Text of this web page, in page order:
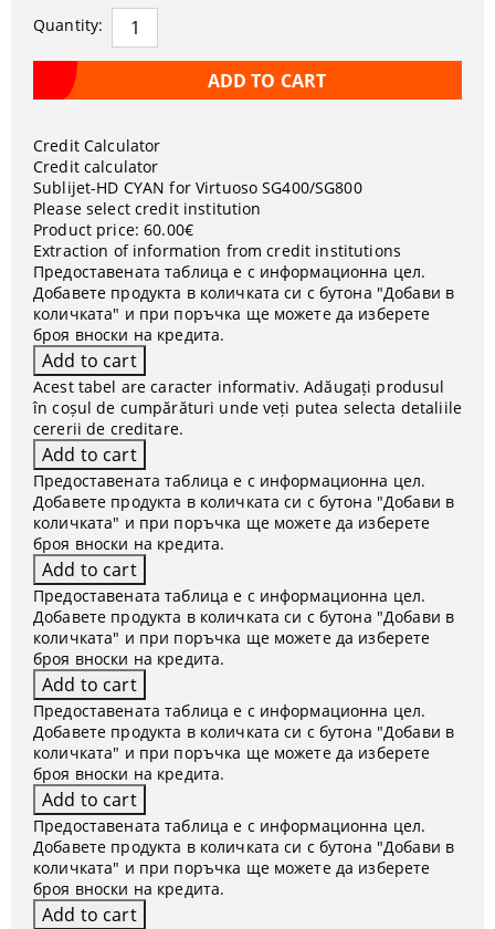
Quantity:
Credit Calculator
Credit calculator
Sublijet-HD CYAN for Virtuoso SG400/SG800
Please select credit institution
Product price: 60.00€
Extraction of information from credit institutions
Предоставената таблица е с информационна цел.
Добавете продукта в количката си с бутона "Добави в
количката" и при поръчка ще можете да изберете
броя вноски на кредита.
Acest tabel are caracter informativ. Adăugați produsul
în coșul de cumpărături unde veți putea selecta detaliile
cererii de creditare.
Предоставената таблица е с информационна цел.
Добавете продукта в количката си с бутона "Добави в
количката" и при поръчка ще можете да изберете
броя вноски на кредита.
Предоставената таблица е с информационна цел.
Добавете продукта в количката си с бутона "Добави в
количката" и при поръчка ще можете да изберете
броя вноски на кредита.
Предоставената таблица е с информационна цел.
Добавете продукта в количката си с бутона "Добави в
количката" и при поръчка ще можете да изберете
броя вноски на кредита.
Предоставената таблица е с информационна цел.
Добавете продукта в количката си с бутона "Добави в
количката" и при поръчка ще можете да изберете
броя вноски на кредита.